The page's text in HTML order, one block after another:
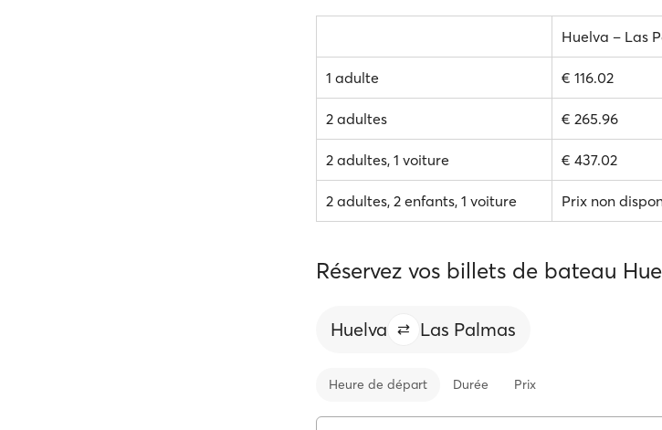
Huelva – Las
1 adulte € 116.02
2 adultes € 265.96
2 adultes, 1 voiture € 437.02
2 adultes, 2 enfants, 1 voiture Prix non
Réservez vos billets de bateau
Huelva Las Palmas
Heure de départ Durée Prix